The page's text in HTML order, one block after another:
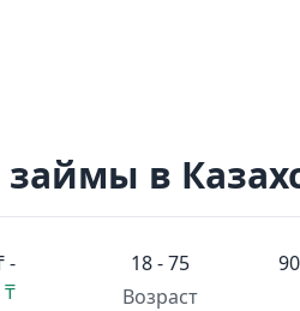
в
-
₸
18 - 75
Возраст